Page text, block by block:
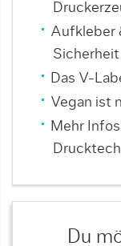
Aufkleber
Sicherheit
Das V-
Vegan ist
Mehr
Du